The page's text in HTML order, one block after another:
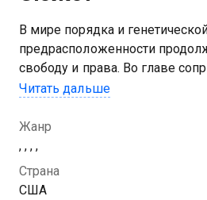
В мире порядка и
предрасположенности
свободу и права. Во главе
прежнему остаются Трис и
стены и проникают в Бюро
Читать дальше
Жанр
, , , ,
Страна
США